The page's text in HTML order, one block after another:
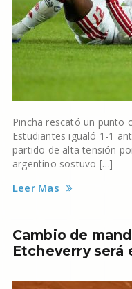
Pincha rescató un punto
Estudiantes igualó 1-1
partido de alta tensión
argentino sostuvo […]
Leer Mas
Cambio de
Etcheverry será